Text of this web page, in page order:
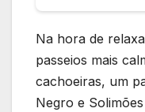
Na hora de
passeios mais
cachoeiras, um
Negro e